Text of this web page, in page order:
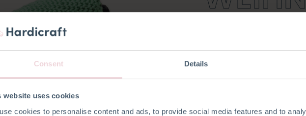
Consent Details
website uses cookies
cookies to personalise content and ads, to provide social media features and to
Das Weihnachtsauto ist eine
Spielzeugsammlung! Dieses
Baumwolle und alle
Das Weihnachtsauto ist ca.
Häkelnadel hergestellt.